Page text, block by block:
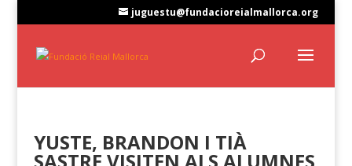
juguestu@fundacioreialmallorca.org
YUSTE, BRANDON I TIÀ